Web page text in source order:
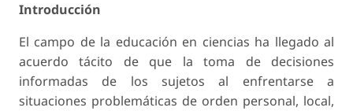
Introducción
El campo de la educación en ciencias ha llegado al
acuerdo tácito de que la toma de decisiones
informadas de los sujetos al enfrentarse a
situaciones problemáticas de orden personal, local,